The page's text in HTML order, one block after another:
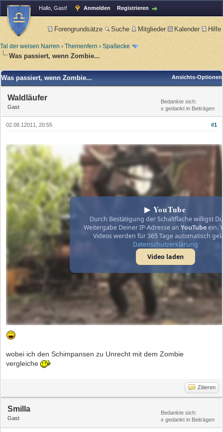
Hallo, Gast! Anmelden Registrieren
Forengrundsätze Suche Mitglieder Kalender Hilfe
Tal der weisen Narren › Themenfern › Spaßecke
Was passiert, wenn Zombie...
Ansichts-Optionen
Was passiert, wenn Zombie...
Waldläufer
Gast
Bedankte sich:
x gedankt in Beiträgen
#1
02.08.12011, 20:55
▶ YouTube
Durch Bestätigung der Schaltfläche willigst
Weitergabe Deiner IP-Adresse an YouTubeein.
Videos werden für 365 Tage automatisch
Datenschutzerklärung
Video laden
wobei ich den Schimpansen zu Unrecht mit dem Zombie
vergleiche
Zitieren
Smilla
Gast
Bedankte sich:
x gedankt in Beiträgen